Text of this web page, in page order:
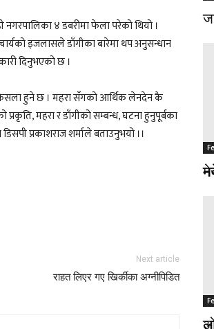
नगरपालिका ४ डबरीमा फेला परेको थियो ।
इजलासले डाँगीका बारेमा थप अनुसन्धान
दिनुभएको छ ।
फैसला हुने छ । महरा सँगको आर्थिक लेनदेन कै
महरा र डाँगीको सम्बन्ध, घटना हुनुपूर्बका
प्रकाशराज शर्माले बताउनुभयो ।।
Next article
राहत लिएर गए खिर्कीका अग्नीपिडित